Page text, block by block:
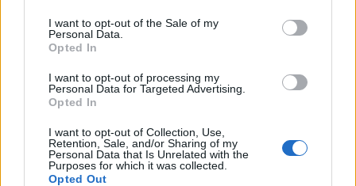
I want to opt-out of the Sale of my
Personal Data.
Opted In
I want to opt-out of processing my
Personal Data for Targeted Advertising.
Opted In
I want to opt-out of Collection, Use,
Retention, Sale, and/or Sharing of my
Personal Data that Is Unrelated with the
Purposes for which it was collected.
Opted Out
Sommerpraten
– Finner roen på hytta
ABONNEMENT